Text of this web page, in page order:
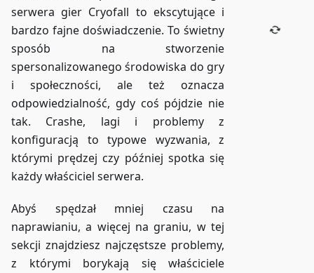
serwera gier Cryofall to ekscytujące i
bardzo fajne doświadczenie. To świetny
sposób na stworzenie
spersonalizowanego środowiska do gry
i społeczności, ale też oznacza
odpowiedzialność, gdy coś pójdzie nie
tak. Crashe, lagi i problemy z
konfiguracją to typowe wyzwania, z
którymi prędzej czy później spotka się
każdy właściciel serwera.
Abyś spędzał mniej czasu na
naprawianiu, a więcej na graniu, w tej
sekcji znajdziesz najczęstsze problemy,
z którymi borykają się właściciele